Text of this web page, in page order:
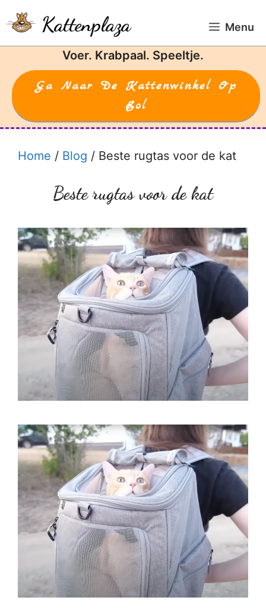
naar
de
Kattenplaza Menu
Voer. Krabpaal. Speeltje.
Ga Naar De Kattenwinkel Op
Bol
Home / Blog / Beste rugtas voor de kat
Beste rugtas voor de kat